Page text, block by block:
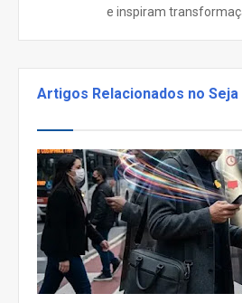
e inspiram
Artigos Relacionados no